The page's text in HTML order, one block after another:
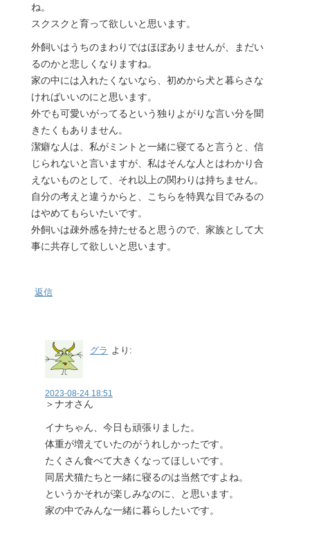
ね。
スクスクと育って欲しいと思います。
外飼いはうちのまわりではほぼありませんが、まだい
るのかと悲しくなりますね。
家の中には入れたくないなら、初めから犬と暮らさな
ければいいのにと思います。
外でも可愛いがってるという独りよがりな言い分を聞
きたくもありません。
潔癖な人は、私がミントと一緒に寝てると言うと、信
じられないと言いますが、私はそんな人とはわかり合
えないものとして、それ以上の関わりは持ちません。
自分の考えと違うからと、こちらを特異な目でみるの
はやめてもらいたいです。
外飼いは疎外感を持たせると思うので、家族として大
事に共存して欲しいと思います。
返信
グラ より:
2023-08-24 18:51
＞ナオさん
イナちゃん、今日も頑張りました。
体重が増えていたのがうれしかったです。
たくさん食べて大きくなってほしいです。
同居犬猫たちと一緒に寝るのは当然ですよね。
というかそれが楽しみなのに、と思います。
家の中でみんな一緒に暮らしたいです。